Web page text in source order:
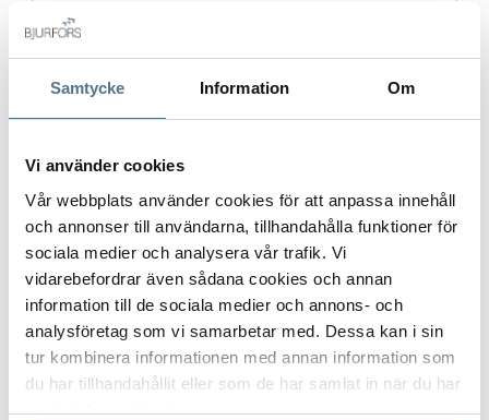
Samtycke Information Om
Vi använder cookies
Vår webbplats använder cookies för att anpassa innehåll
och annonser till användarna, tillhandahålla funktioner för
sociala medier och analysera vår trafik. Vi
vidarebefordrar även sådana cookies och annan
information till de sociala medier och annons- och
analysföretag som vi samarbetar med. Dessa kan i sin
tur kombinera informationen med annan information som
du har tillhandahållit eller som de har samlat in när du har
använt deras tjänster.
Postort*
Postnummer*